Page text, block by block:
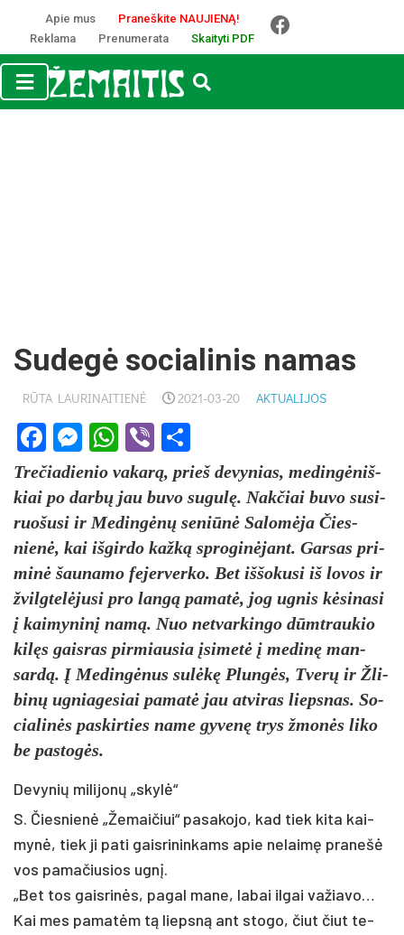
Apie mus
Praneškite NAUJIENĄ!
Reklama
Prenumerata Skaityti PDF
Sudegė socialinis namas
RŪTA LAURINAITIENĖ 2021-03-20 AKTUALIJOS
Facebook
Messenger
WhatsApp
Viber
Tre­čia­die­nio va­karą, prie­š de­vy­nias, me­dingė­niš­
kiai po darbų jau bu­vo su­gulę. Nak­čiai bu­vo su­si­
ruo­šu­si ir Me­dingėnų se­niūnė Sa­lomė­ja Čies­
nienė, kai iš­gir­do kažką spro­ginė­jant. Gar­sas pri­
minė šau­na­mo fe­jer­ver­ko. Bet iš­šo­ku­si iš lo­vos ir
žvilg­telė­ju­si pro langą pa­matė, jog ug­nis kėsi­na­si
į kai­my­ninį namą. Nuo ne­tvar­kin­go dūmtrau­kio
kilęs gais­ras pir­miau­sia įsi­metė į me­dinę man­
sardą. Į Me­dingė­nus sulėkę Plungės, Tverų ir Žli­
binų ug­nia­ge­siai pa­matė jau at­vi­ras lieps­nas. So­
cia­linės pa­skir­ties na­me gy­venę trys žmonės li­ko
be pa­stogės.
De­vy­nių mi­li­jo­nų „sky­lė“
S. Čies­nienė „Že­mai­čiui“ pa­sa­ko­jo, kad tiek ki­ta kai­
mynė, tiek ji pa­ti gais­ri­nin­kams apie ne­laimę pra­nešė
vos pa­ma­čiu­sios ugnį.
„Bet tos gais­rinės, pa­gal ma­ne, la­bai il­gai va­žia­vo…
Kai mes pa­matėm tą liepsną ant sto­go, čiut čiut te­